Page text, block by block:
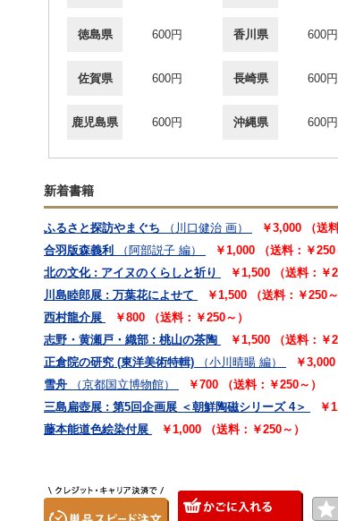
徳島県 600円 香川県 600円
佐賀県 600円 長崎県 600円
鹿児島県 600円 沖縄県 600円
新着書籍
ふるさと探訪やまぐち （川口健治 画）
￥3,000 （送
合羽版森義利
（阿部説子 編）
￥1,000 （送料：￥250
北の文化 : アイヌのくらしと祈り
￥1,500 （送料：￥
川島睦郎展 : 万葉花によせて
￥1,500 （送料：￥250～
西村龍介展
￥800 （送料：￥250～）
志野・黄瀬戸・織部 : 桃山の茶陶
￥1,500 （送料：￥
正倉院の研究 (東洋美術特輯)
（小川晴暘 編）
￥
雪舟
（京都国立博物館）
￥700 （送料：￥250～）
三島扁壺展 : 第5回企画展 ＜朝鮮陶磁シリーズ 4＞
￥
藤本能道色絵染付展
￥1,000 （送料：￥250～）